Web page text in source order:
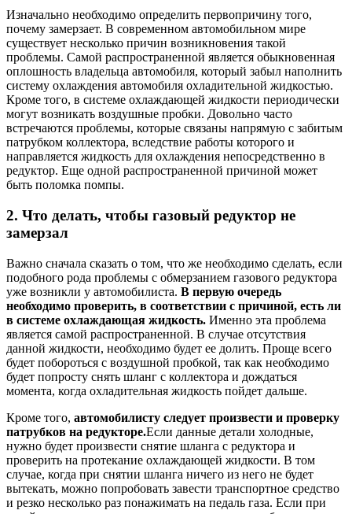
Изначально необходимо определить первопричину того,
почему замерзает. В современном автомобильном мире
существует несколько причин возникновения такой
проблемы. Самой распространенной является обыкновенная
оплошность владельца автомобиля, который забыл наполнить
систему охлаждения автомобиля охладительной жидкостью.
Кроме того, в системе охлаждающей жидкости периодически
могут возникать воздушные пробки. Довольно часто
встречаются проблемы, которые связаны напрямую с забитым
патрубком коллектора, вследствие работы которого и
направляется жидкость для охлаждения непосредственно в
редуктор. Еще одной распространенной причиной может
быть поломка помпы.
2. Что делать, чтобы газовый редуктор не
замерзал
Важно сначала сказать о том, что же необходимо сделать, если
подобного рода проблемы с обмерзанием газового редуктора
уже возникли у автомобилиста. В первую очередь
необходимо проверить, в соответствии с причиной, есть ли
в системе охлаждающая жидкость. Именно эта проблема
является самой распространенной. В случае отсутствия
данной жидкости, необходимо будет ее долить. Проще всего
будет побороться с воздушной пробкой, так как необходимо
будет попросту снять шланг с коллектора и дождаться
момента, когда охладительная жидкость пойдет дальше.
Кроме того, автомобилисту следует произвести и проверку
патрубков на редукторе.Если данные детали холодные,
нужно будет произвести снятие шланга с редуктора и
проверить на протекание охлаждающей жидкости. В том
случае, когда при снятии шланга ничего из него не будет
вытекать, можно попробовать завести транспортное средство
и резко несколько раз понажимать на педаль газа. Если при